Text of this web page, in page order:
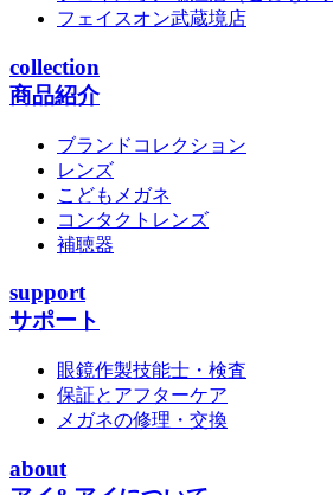
フェイスオン武蔵境店
collection
商品紹介
ブランドコレクション
レンズ
こどもメガネ
コンタクトレンズ
補聴器
support
サポート
眼鏡作製技能士・検査
保証とアフターケア
メガネの修理・交換
about